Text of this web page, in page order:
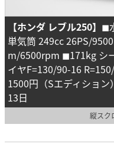
【ホンダ レブル250】 ◼︎
単気筒 249cc 26PS/
m/6500rpm ◼︎171kg シ
イヤF=130/90-16
1500円（Sエディショ
13日
縦スク